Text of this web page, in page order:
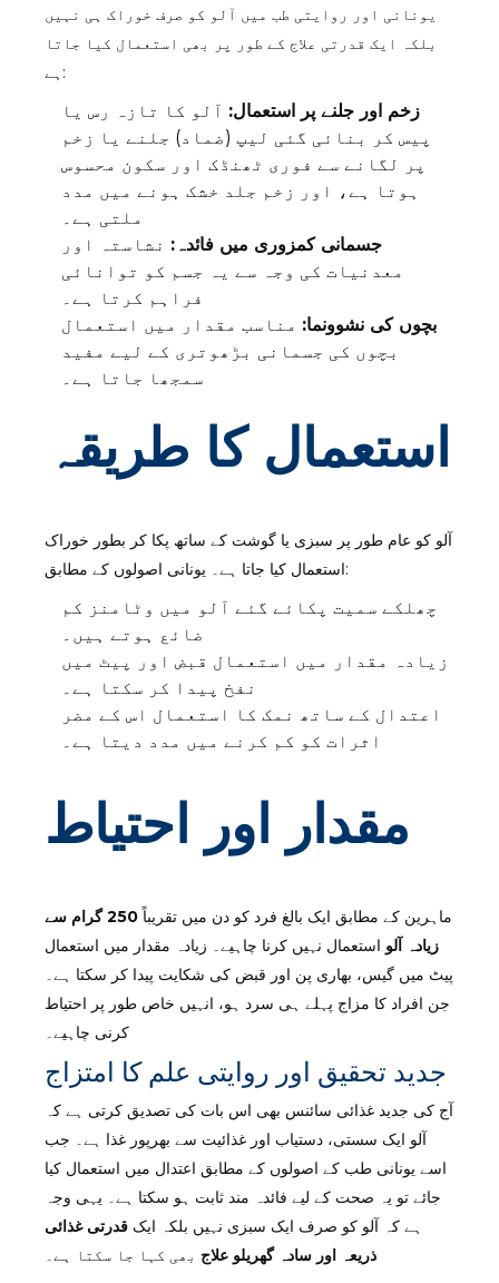
یونانی اور روایتی طب میں آلو کو صرف خوراک ہی نہیں
بلکہ ایک قدرتی علاج کے طور پر بھی استعمال کیا جاتا
ہے:
زخم اور جلنے پر استعمال: آلو کا تازہ رس یا
پیس کر بنائی گئی لیپ (ضماد) جلنے یا زخم
پر لگانے سے فوری ٹھنڈک اور سکون محسوس
ہوتا ہے، اور زخم جلد خشک ہونے میں مدد
ملتی ہے۔
جسمانی کمزوری میں فائدہ: نشاستہ اور
معدنیات کی وجہ سے یہ جسم کو توانائی
فراہم کرتا ہے۔
بچوں کی نشوونما: مناسب مقدار میں استعمال
بچوں کی جسمانی بڑھوتری کے لیے مفید
سمجھا جاتا ہے۔
استعمال کا طریقہ
آلو کو عام طور پر سبزی یا گوشت کے ساتھ پکا کر بطور خوراک
استعمال کیا جاتا ہے۔ یونانی اصولوں کے مطابق:
چھلکے سمیت پکائے گئے آلو میں وٹامنز کم
ضائع ہوتے ہیں۔
زیادہ مقدار میں استعمال قبض اور پیٹ میں
نفخ پیدا کر سکتا ہے۔
اعتدال کے ساتھ نمک کا استعمال اس کے مضر
اثرات کو کم کرنے میں مدد دیتا ہے۔
مقدار اور احتیاط
ماہرین کے مطابق ایک بالغ فرد کو دن میں تقریباً
250 گرام سے
زیادہ آلو استعمال نہیں کرنا چاہیے۔ زیادہ مقدار میں استعمال
پیٹ میں گیس، بھاری پن اور قبض کی شکایت پیدا کر سکتا ہے۔
جن افراد کا مزاج پہلے ہی سرد ہو، انہیں خاص طور پر احتیاط
کرنی چاہیے۔
جدید تحقیق اور روایتی علم کا امتزاج
آج کی جدید غذائی سائنس بھی اس بات کی تصدیق کرتی ہے کہ
آلو ایک سستی، دستیاب اور غذائیت سے بھرپور غذا ہے۔ جب
اسے یونانی طب کے اصولوں کے مطابق اعتدال میں استعمال کیا
جائے تو یہ صحت کے لیے فائدہ مند ثابت ہو سکتا ہے۔ یہی وجہ
ہے کہ آلو کو صرف ایک سبزی نہیں بلکہ ایک قدرتی غذائی
ذریعہ اور سادہ گھریلو علاج بھی کہا جا سکتا ہے۔